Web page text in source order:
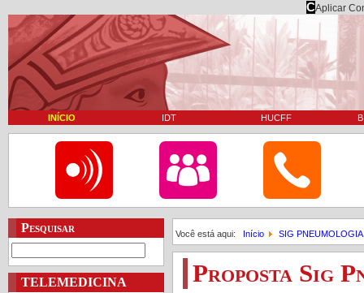
CAplicar
INÍCIO IDT HUCFF
Pesquisar
TELEMEDICINA
Você está aqui: Início SIG PNEUMOLOGIA
Proposta Sig